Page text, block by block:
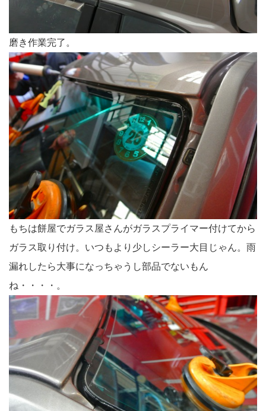
磨き作業完了。
もちは餅屋でガラス屋さんがガラスプライマー付けてから
ガラス取り付け。いつもより少しシーラー大目じゃん。雨
漏れしたら大事になっちゃうし部品でないもん
ね・・・・。